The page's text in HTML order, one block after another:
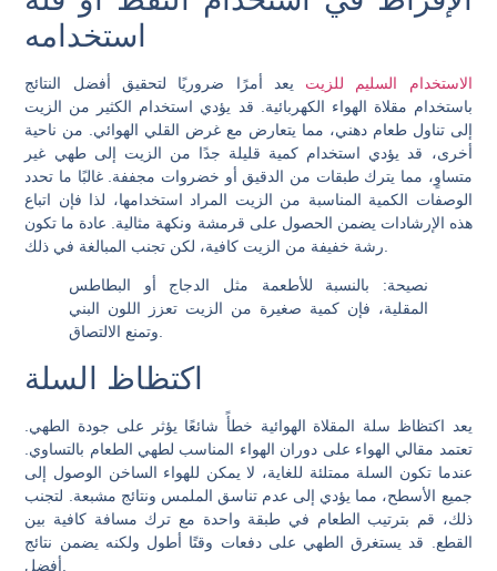
استخدامه
الاستخدام السليم للزيت يعد أمرًا ضروريًا لتحقيق أفضل النتائج
باستخدام مقلاة الهواء الكهربائية. قد يؤدي استخدام الكثير من الزيت
إلى تناول طعام دهني، مما يتعارض مع غرض القلي الهوائي. من ناحية
أخرى، قد يؤدي استخدام كمية قليلة جدًا من الزيت إلى طهي غير
متساوٍ، مما يترك طبقات من الدقيق أو خضروات مجففة. غالبًا ما تحدد
الوصفات الكمية المناسبة من الزيت المراد استخدامها، لذا فإن اتباع
هذه الإرشادات يضمن الحصول على قرمشة ونكهة مثالية. عادة ما تكون
نصيحة: بالنسبة للأطعمة مثل الدجاج أو البطاطس
المقلية، فإن كمية صغيرة من الزيت تعزز اللون البني
وتمنع الالتصاق.
اكتظاظ السلة
يعد اكتظاظ سلة المقلاة الهوائية خطأً شائعًا يؤثر على جودة الطهي.
تعتمد مقالي الهواء على دوران الهواء المناسب لطهي الطعام بالتساوي.
عندما تكون السلة ممتلئة للغاية، لا يمكن للهواء الساخن الوصول إلى
جميع الأسطح، مما يؤدي إلى عدم تناسق الملمس ونتائج مشبعة. لتجنب
ذلك، قم بترتيب الطعام في طبقة واحدة مع ترك مسافة كافية بين
القطع. قد يستغرق الطهي على دفعات وقتًا أطول ولكنه يضمن نتائج